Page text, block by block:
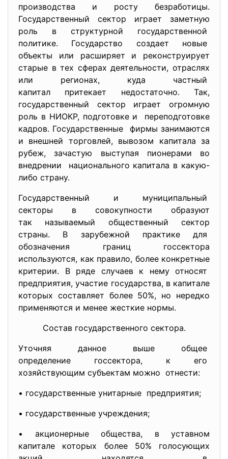
производства и росту безработицы.
Государственный сектор играет заметную
роль в структурной государственной
политике. Государство создает новые
объекты или расширяет и реконструирует
старые в тех сферах деятельности, отраслях
или регионах, куда частный
капитал притекает недостаточно. Так,
государственный сектор играет огромную
роль в НИОКР, подготовке и переподготовке
кадров. Государственные фирмы занимаются
и внешней торговлей, вывозом капитала за
рубеж, зачастую выступая пионерами во
внедрении национального капитала в какую-
либо страну.
Государственный и муниципальный
секторы в совокупности образуют
так называемый общественный сектор
страны. В зарубежной практике для
обозначения границ госсектора
используются, как правило, более конкретные
критерии. В ряде случаев к нему относят
предприятия, участие государства, в капитале
которых составляет более 50%, но нередко
применяются и менее жесткие нормы.
Состав государственного сектора.
Уточняя данное выше общее
определение госсектора, к его
хозяйствующим субъектам можно отнести:
• государственные унитарные предприятия;
• государственные учреждения;
• акционерные общества, в уставном
капитале которых более 50% голосующих